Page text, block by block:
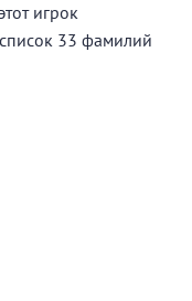
игрок
33 фамилий